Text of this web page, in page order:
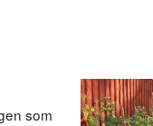
som